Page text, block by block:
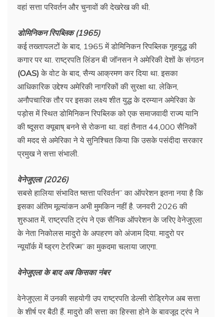
वहां सत्ता परिवर्तन और चुनावों की देखरेख की थी.
डोमिनिकन रिपब्लिक (1965)
कई तख्तापलटों के बाद, 1965 में डोमिनिकन रिपब्लिक गृहयुद्ध की
कगार पर था. राष्ट्रपति लिंडन बी जॉनसन ने अमेरिकी देशों के संगठन
(OAS) के वोट के बाद, सैन्य आक्रमण कर दिया था. इसका
आधिकारिक उद्देश्य अमेरिकी नागरिकों की सुरक्षा था. लेकिन,
अनौपचारिक तौर पर इसका लक्ष्य शीत युद्ध के दरम्यान अमेरिका के
पड़ोस में स्थित डोमिनिकन रिपब्लिक को एक समाजवादी राज्य यानि
की ष्दूसरा क्यूबाष् बनने से रोकना था. वहां तैनात 44,000 सैनिकों
की मदद से अमेरिका ने ये सुनिश्चित किया कि उसके पसंदीदा सरकार
प्रमुख ने सत्ता संभाली.
वेनेजुएला (2026)
सबसे हालिया संभावित ष्सत्ता परिवर्तन” का ऑपरेशन इतना नया है कि
इसका अंतिम मूल्यांकन अभी मुमकिन नहीं है. जनवरी 2026 की
शुरुआत में, राष्ट्रपति ट्रंप ने एक सैनिक ऑपरेशन के जरिए वेनेजुएला
के नेता निकोलस मादुरो के अपहरण को अंजाम दिया. मादुरो पर
न्यूयॉर्क में ष्ड्रग टेररिज्म” का मुकदमा चलाया जाएगा.
वेनेजुएला के बाद अब किसका नंबर
वेनेजुएला में उनकी सहयोगी उप राष्ट्रपति डेल्सी रोड्रिगेज अब सत्ता
के शीर्ष पर बैठी हैं. मादुरो की सत्ता का हिस्सा होने के बावजूद ट्रंप ने